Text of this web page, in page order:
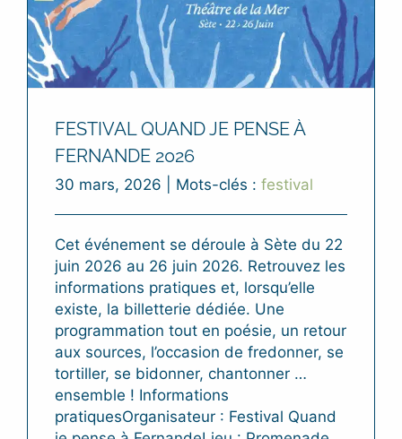
FESTIVAL QUAND JE PENSE À
FERNANDE 2026
30 mars, 2026 Mots-clés : festival
Cet événement se déroule à Sète du 22
juin 2026 au 26 juin 2026. Retrouvez les
informations pratiques et, lorsqu’elle
existe, la billetterie dédiée. Une
programmation tout en poésie, un retour
aux sources, l’occasion de fredonner, se
tortiller, se bidonner, chantonner …
ensemble ! Informations
pratiquesOrganisateur : Festival Quand